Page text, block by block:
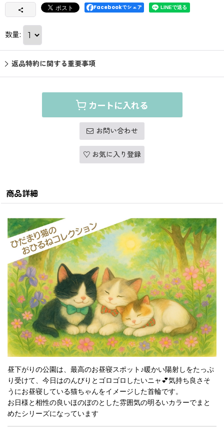
Facebookでシェア
数量:
返品特約に関する重要事項
カートに入れる
お問い合わせ
お気に入り登録
商品詳細
昼下がりの公園は、最高のお昼寝スポット♪暖かい陽射しをたっぷ
り受けて、今日はのんびりとゴロゴロしたいニャ💕気持ち良さそ
うにお昼寝している猫ちゃんをイメージした首輪です。
お日様と相性の良いほのぼのとした雰囲気の明るいカラーでまと
めたシリーズになっています